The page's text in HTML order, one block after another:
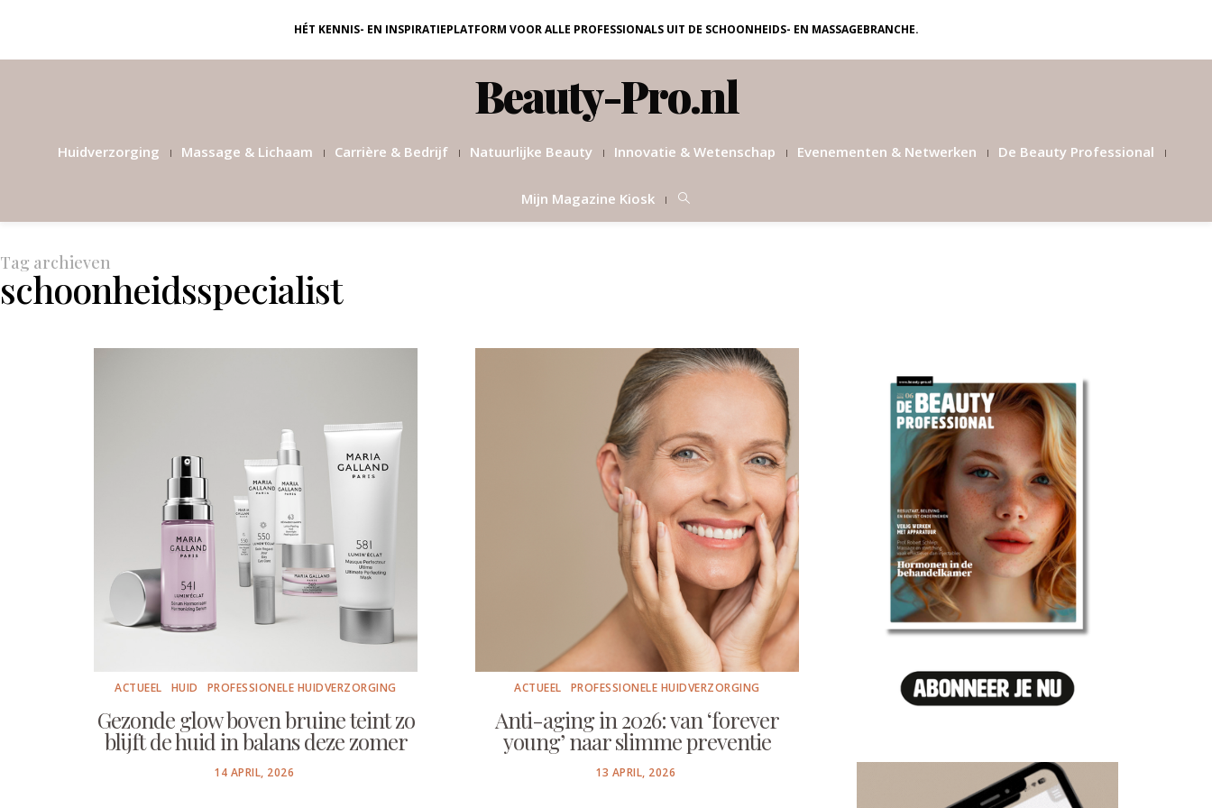
HÉT KENNIS- EN INSPIRATIEPLATFORM VOOR ALLE PROFESSIONALS UIT DE SCHOONHEIDS- EN MASSAGEBRANCHE.
Beauty-Pro.nl
Huidverzorging Massage & Lichaam Carrière & Bedrijf Natuurlijke Beauty Innovatie & Wetenschap Evenementen & Netwerken De Beauty Professional
Mijn Magazine Kiosk
Tag archieven
schoonheidsspecialist
ACTUEEL HUID PROFESSIONELE HUIDVERZORGING
Gezonde glow boven bruine teint zo
blijft de huid in balans deze zomer
POSTED
14 APRIL, 2026
ACTUEEL PROFESSIONELE HUIDVERZORGING
Anti-aging in 2026: van ‘forever
young’ naar slimme preventie
POSTED
13 APRIL, 2026